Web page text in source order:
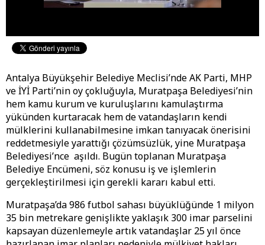
Antalya Büyükşehir Belediye Meclisi’nde AK Parti, MHP
ve İYİ Parti’nin oy çokluğuyla, Muratpaşa Belediyesi’nin
hem kamu kurum ve kuruluşlarını kamulaştırma
yükünden kurtaracak hem de vatandaşların kendi
mülklerini kullanabilmesine imkan tanıyacak önerisini
reddetmesiyle yarattığı çözümsüzlük, yine Muratpaşa
Belediyesi’nce aşıldı. Bugün toplanan Muratpaşa
Belediye Encümeni, söz konusu iş ve işlemlerin
gerçekleştirilmesi için gerekli kararı kabul etti.
Muratpaşa’da 986 futbol sahası büyüklüğünde 1 milyon
35 bin metrekare genişlikte yaklaşık 300 imar parselini
kapsayan düzenlemeyle artık vatandaşlar 25 yıl önce